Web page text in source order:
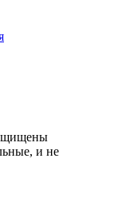
и не